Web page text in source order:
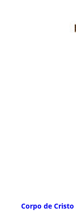
Corpo de